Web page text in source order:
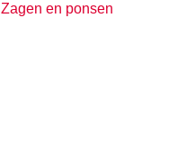
Zagen en ponsen